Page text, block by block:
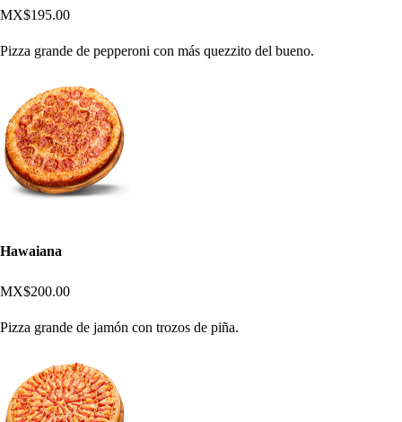
MX$195.00
Pizza grande de pepperoni con más quezzito del bueno.
Hawaiana
MX$200.00
Pizza grande de jamón con trozos de piña.